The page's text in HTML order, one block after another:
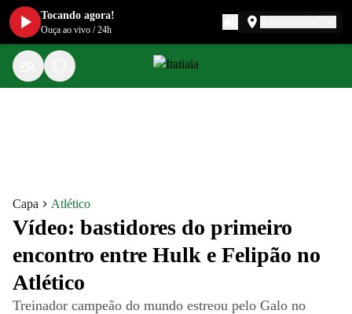
Capa Atlético
Vídeo: bastidores do primeiro
encontro entre Hulk e Felipão no
Atlético
Treinador campeão do mundo estreou pelo Galo no
Tocando agora!
Ouça ao vivo /24h